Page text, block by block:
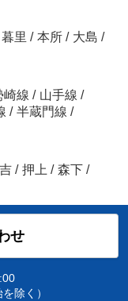
里 / 本所 / 大島 /
崎線 / 山手線 /
/ 半蔵門線 /
/ 押上 / 森下 /
せ
除く）